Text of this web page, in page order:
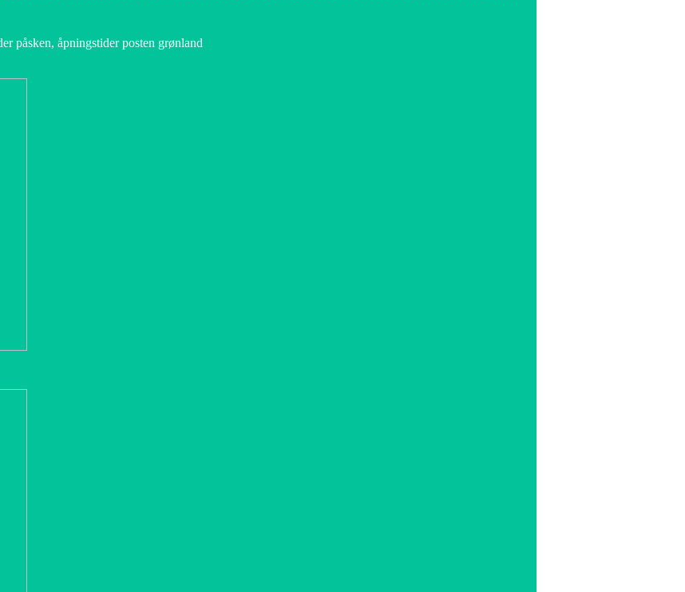
påsken, åpningstider posten grønland